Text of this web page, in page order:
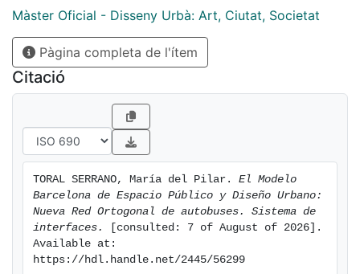
metropolitano.
El aumento del tráfico vehicular ha provocado que los
viajes
en transporte público de superficie sean más largos e
ineficientes. Para mejorar el sistema de autobús de la
ciudad, a partir del 2012 el Ayuntamiento de Barcelona
TMB implementan la Red Ortogonal de autobuses.
va implantando por fases cada año, hasta completar
las 28
líneas de altas prestaciones. La nueva red propone
varios
cambios, entre ellos la mejora del sistema de
Màster Oficial - Disseny Urbà: Art, Ciutat, Societat
Pàgina completa de l'ítem
Citació
TORAL SERRANO, María del Pilar. El Modelo
Barcelona de Espacio Público y Diseño Urbano:
Nueva Red Ortogonal de autobuses. Sistema de
interfaces.
[consulted: 7 of August of 2026].
Available at:
https://hdl.handle.net/2445/56299